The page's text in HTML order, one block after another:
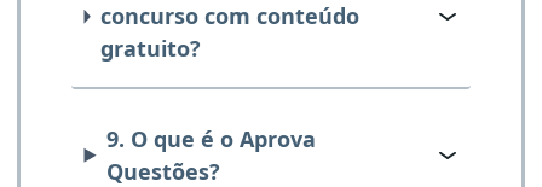
concurso com conteúdo
gratuito?
9. O que é o Aprova
Questões?